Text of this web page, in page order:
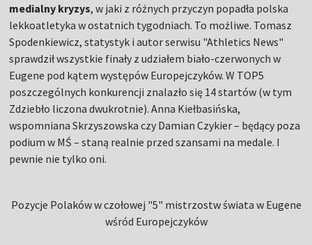
medialny kryzys, w jaki z różnych przyczyn popadła polska
lekkoatletyka w ostatnich tygodniach. To możliwe. Tomasz
Spodenkiewicz, statystyk i autor serwisu "Athletics News"
sprawdził wszystkie finały z udziałem biało-czerwonych w
Eugene pod kątem występów Europejczyków. W TOP5
poszczególnych konkurencji znalazło się 14 startów (w tym
Zdziebło liczona dwukrotnie). Anna Kiełbasińska,
wspomniana Skrzyszowska czy Damian Czykier – będący poza
podium w MŚ – staną realnie przed szansami na medale. I
pewnie nie tylko oni.
Pozycje Polaków w czołowej "5" mistrzostw świata w Eugene
wśród Europejczyków